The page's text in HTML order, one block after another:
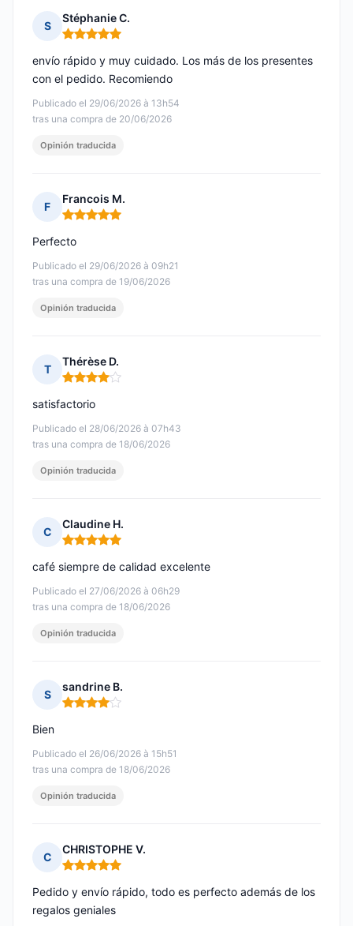
S
Stéphanie C.
Nota: 5 de 5
Publicado el 29/06/2026 à 13h54
tras una compra de 20/06/2026
envío rápido y muy cuidado. Los más de los presentes
con el pedido. Recomiendo
Opinión traducida
F
Francois M.
Nota: 5 de 5
Publicado el 29/06/2026 à 09h21
tras una compra de 19/06/2026
Perfecto
Opinión traducida
T
Thérèse D.
Nota: 4 de 5
Publicado el 28/06/2026 à 07h43
tras una compra de 18/06/2026
satisfactorio
Opinión traducida
C
Claudine H.
Nota: 5 de 5
Publicado el 27/06/2026 à 06h29
tras una compra de 18/06/2026
café siempre de calidad excelente
Opinión traducida
S
sandrine B.
Nota: 4 de 5
Publicado el 26/06/2026 à 15h51
tras una compra de 18/06/2026
Bien
Opinión traducida
C
CHRISTOPHE V.
Nota: 5 de 5
Pedido y envío rápido, todo es perfecto además de los
regalos geniales